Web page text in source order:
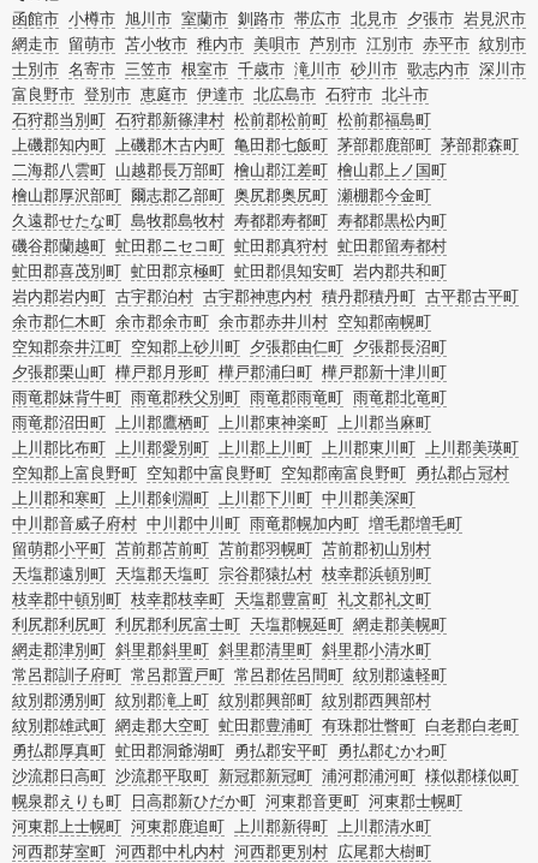
函館市 小樽市 旭川市 室蘭市 釧路市 帯広市 北見市 夕張市 岩見沢市
網走市 留萌市 苫小牧市 稚内市 美唄市 芦別市 江別市 赤平市 紋別市
士別市 名寄市 三笠市 根室市 千歳市 滝川市 砂川市 歌志内市 深川市
富良野市 登別市 恵庭市 伊達市 北広島市 石狩市 北斗市
石狩郡当別町 石狩郡新篠津村 松前郡松前町 松前郡福島町
上磯郡知内町 上磯郡木古内町 亀田郡七飯町 茅部郡鹿部町 茅部郡森町
二海郡八雲町 山越郡長万部町 檜山郡江差町 檜山郡上ノ国町
檜山郡厚沢部町 爾志郡乙部町 奥尻郡奥尻町 瀬棚郡今金町
久遠郡せたな町 島牧郡島牧村 寿都郡寿都町 寿都郡黒松内町
磯谷郡蘭越町 虻田郡ニセコ町 虻田郡真狩村 虻田郡留寿都村
虻田郡喜茂別町 虻田郡京極町 虻田郡倶知安町 岩内郡共和町
岩内郡岩内町 古宇郡泊村 古宇郡神恵内村 積丹郡積丹町 古平郡古平町
余市郡仁木町 余市郡余市町 余市郡赤井川村 空知郡南幌町
空知郡奈井江町 空知郡上砂川町 夕張郡由仁町 夕張郡長沼町
夕張郡栗山町 樺戸郡月形町 樺戸郡浦臼町 樺戸郡新十津川町
雨竜郡妹背牛町 雨竜郡秩父別町 雨竜郡雨竜町 雨竜郡北竜町
雨竜郡沼田町 上川郡鷹栖町 上川郡東神楽町 上川郡当麻町
上川郡比布町 上川郡愛別町 上川郡上川町 上川郡東川町 上川郡美瑛町
空知郡上富良野町 空知郡中富良野町 空知郡南富良野町 勇払郡占冠村
上川郡和寒町 上川郡剣淵町 上川郡下川町 中川郡美深町
中川郡音威子府村 中川郡中川町 雨竜郡幌加内町 増毛郡増毛町
留萌郡小平町 苫前郡苫前町 苫前郡羽幌町 苫前郡初山別村
天塩郡遠別町 天塩郡天塩町 宗谷郡猿払村 枝幸郡浜頓別町
枝幸郡中頓別町 枝幸郡枝幸町 天塩郡豊富町 礼文郡礼文町
利尻郡利尻町 利尻郡利尻富士町 天塩郡幌延町 網走郡美幌町
網走郡津別町 斜里郡斜里町 斜里郡清里町 斜里郡小清水町
常呂郡訓子府町 常呂郡置戸町 常呂郡佐呂間町 紋別郡遠軽町
紋別郡湧別町 紋別郡滝上町 紋別郡興部町 紋別郡西興部村
紋別郡雄武町 網走郡大空町 虻田郡豊浦町 有珠郡壮瞥町 白老郡白老町
勇払郡厚真町 虻田郡洞爺湖町 勇払郡安平町 勇払郡むかわ町
沙流郡日高町 沙流郡平取町 新冠郡新冠町 浦河郡浦河町 様似郡様似町
幌泉郡えりも町
日高郡新ひだか町 河東郡音更町 河東郡士幌町
河東郡上士幌町 河東郡鹿追町 上川郡新得町 上川郡清水町
河西郡芽室町 河西郡中札内村 河西郡更別村 広尾郡大樹町